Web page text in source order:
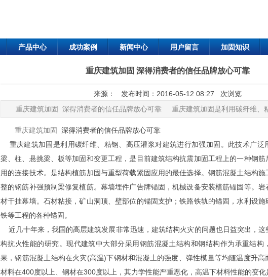
产品中心 成功案例 新闻中心 用户留言 加固知识
重庆建筑加固 深得消费者的信任品牌放心可靠
来源： 发布时间：2016-05-12 08:27 次浏览
重庆建筑加固 深得消费者的信任品牌放心可靠 重庆建筑加固是利用碳纤维、
重庆建筑加固
深得消费者的信任品牌放心可靠
重庆建筑加固是利用碳纤维、粘钢、高压灌浆对建筑进行加强加固。此技术广泛
梁、柱、悬挑梁、板等加固和变更工程，是目前建筑结构抗震加固工程上的一种钢
用的连接技术。是结构植筋加固与重型荷载紧固应用的最佳选择。钢筋混凝土结构施
整的钢筋补强预制梁修复植筋。幕墙埋件广告牌锚固，机械设备安装植筋锚固等。
材干挂幕墙。石材粘接，矿山洞顶、壁部位的锚固支护；铁路铁轨的锚固，水利设
铁等工程的各种锚固。
近几十年来，我国的高层建筑发展非常迅速，建筑结构火灾的问题也日益突出，这
构抗火性能的研究。现代建筑中大部分采用钢筋混凝土结构和钢结构作为承重结构
果，钢筋混凝土结构在火灾(高温)下钢材和混凝土的强度、弹性模量等均随温度升高
材料在400度以上、钢材在300度以上，其力学性能严重恶化，高温下材料性能的变